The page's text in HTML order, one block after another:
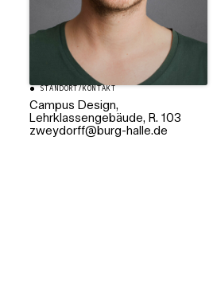
STANDORT/KONTAKT
Campus Design,
Lehrklassengebäude, R. 103
ed.ellah-grub@ffrodyewz